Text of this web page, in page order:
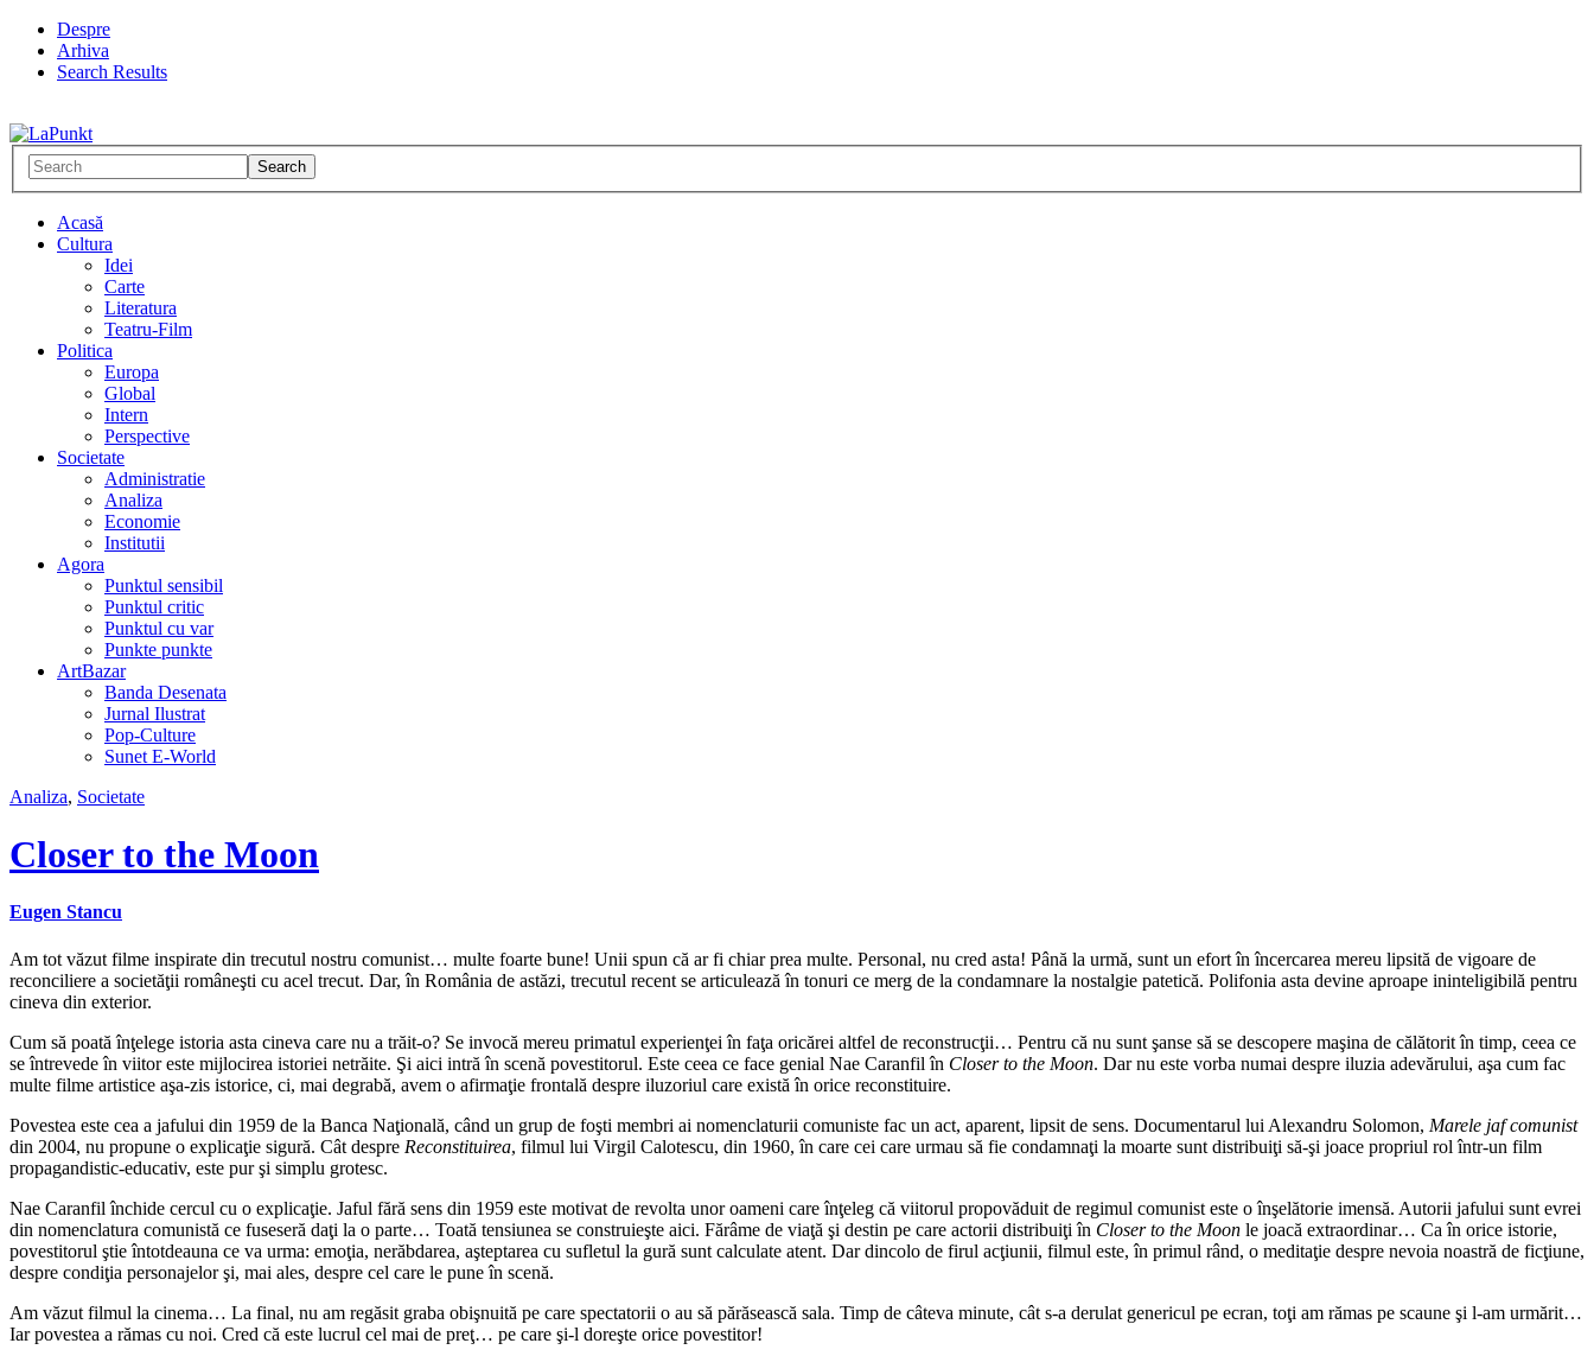
Despre
Arhiva
Search Results
Acasă
Cultura
Idei
Carte
Literatura
Teatru-Film
Politica
Europa
Global
Intern
Perspective
Societate
Administratie
Analiza
Economie
Institutii
Agora
Punktul sensibil
Punktul critic
Punktul cu var
Punkte punkte
ArtBazar
Banda Desenata
Jurnal Ilustrat
Pop-Culture
Sunet E-World
Analiza, Societate
Closer to the Moon
Eugen Stancu
Am tot văzut filme inspirate din trecutul nostru comunist… multe foarte bune! Unii spun că ar fi chiar prea multe. Personal, nu cred asta! Până la urmă, sunt un efort în încercarea mereu lipsită de vigoare de
reconciliere a societăţii româneşti cu acel trecut. Dar, în România de astăzi, trecutul recent se articulează în tonuri ce merg de la condamnare la nostalgie patetică. Polifonia asta devine aproape ininteligibilă pentru
cineva din exterior.
Cum să poată înţelege istoria asta cineva care nu a trăit-o? Se invocă mereu primatul experienţei în faţa oricărei altfel de reconstrucţii… Pentru că nu sunt şanse să se descopere maşina de călătorit în timp, ceea ce
se întrevede în viitor este mijlocirea istoriei netrăite. Şi aici intră în scenă povestitorul. Este ceea ce face genial Nae Caranfil în Closer to the Moon. Dar nu este vorba numai despre iluzia adevărului, aşa cum fac
multe filme artistice aşa-zis istorice, ci, mai degrabă, avem o afirmaţie frontală despre iluzoriul care există în orice reconstituire.
Povestea este cea a jafului din 1959 de la Banca Naţională, când un grup de foşti membri ai nomenclaturii comuniste fac un act, aparent, lipsit de sens. Documentarul lui Alexandru Solomon, Marele jaf comunist
din 2004, nu propune o explicaţie sigură. Cât despre Reconstituirea, filmul lui Virgil Calotescu, din 1960, în care cei care urmau să fie condamnaţi la moarte sunt distribuiţi să-şi joace propriul rol într-un film
propagandistic-educativ, este pur şi simplu grotesc.
Nae Caranfil închide cercul cu o explicaţie. Jaful fără sens din 1959 este motivat de revolta unor oameni care înţeleg că viitorul propovăduit de regimul comunist este o înşelătorie imensă. Autorii jafului sunt evrei
din nomenclatura comunistă ce fuseseră daţi la o parte… Toată tensiunea se construieşte aici. Fărâme de viaţă şi destin pe care actorii distribuiţi în Closer to the Moon le joacă extraordinar… Ca în orice istorie,
povestitorul ştie întotdeauna ce va urma: emoţia, nerăbdarea, aşteptarea cu sufletul la gură sunt calculate atent. Dar dincolo de firul acţiunii, filmul este, în primul rând, o meditaţie despre nevoia noastră de ficţiune,
despre condiţia personajelor şi, mai ales, despre cel care le pune în scenă.
Am văzut filmul la cinema… La final, nu am regăsit graba obişnuită pe care spectatorii o au să părăsească sala. Timp de câteva minute, cât s-a derulat genericul pe ecran, toţi am rămas pe scaune şi l-am urmărit…
Iar povestea a rămas cu noi. Cred că este lucrul cel mai de preţ… pe care şi-l doreşte orice povestitor!